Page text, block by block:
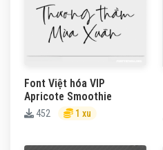
Font Việt hóa VIP
Apricote Smoothie
452 1 xu